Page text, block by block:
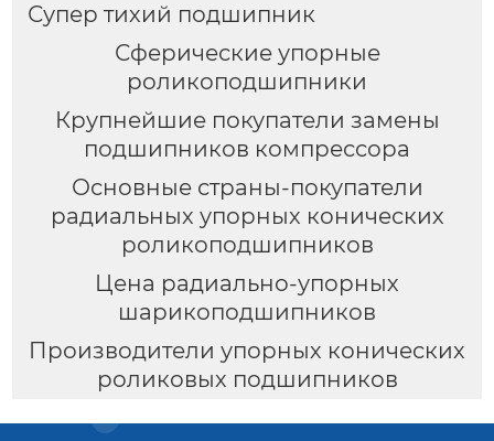
Супер тихий подшипник
Сферические упорные
роликоподшипники
Крупнейшие покупатели замены
подшипников компрессора
Основные страны-покупатели
радиальных упорных конических
роликоподшипников
Цена радиально-упорных
шарикоподшипников
Производители упорных конических
роликовых подшипников